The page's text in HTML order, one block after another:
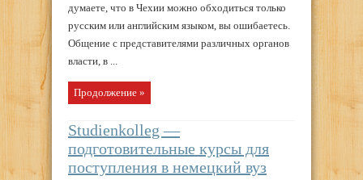
думаете, что в Чехии можно обходиться только
русским или английским языком, вы ошибаетесь.
Общение с представителями различных органов
власти, в ...
Продолжение »
Studienkolleg —
подготовительные курсы для
поступления в немецкий вуз